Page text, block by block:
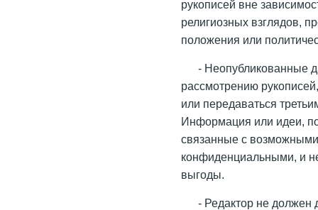
рукописей вне
религиозных взглядов,
положения или
- Неопубликованные
рассмотрению
или передаваться
Информация или идеи,
связанные с
конфиденциальными, и
выгоды.
- Редактор не должен